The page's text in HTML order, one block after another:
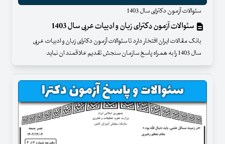
سئوالات آزمون دکترای سال 1403
سئوالات آزمون دکترای زبان و ادبیات عربی سال 1403
بانک مقالات ایران افتخار دارد تا سئوالات آزمون دکترای زبان و ادبیات عربی
سال 1403 را به همراه پاسخ سازمان سنجش تقدیم علاقمند ان نماید